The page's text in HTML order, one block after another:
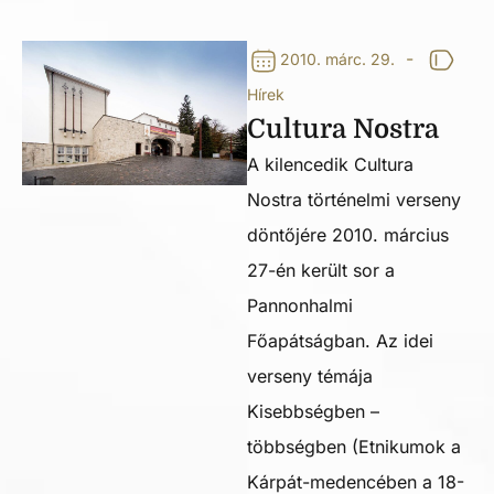
2010. márc. 29. -
Hírek
Cultura Nostra
A kilencedik Cultura
Nostra történelmi verseny
döntőjére 2010. március
27-én került sor a
Pannonhalmi
Főapátságban. Az idei
verseny témája
Kisebbségben –
többségben (Etnikumok a
Kárpát-medencében a 18-